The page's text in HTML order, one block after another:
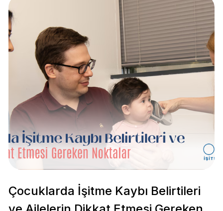
Çocuklarda İşitme Kaybı Belirtileri